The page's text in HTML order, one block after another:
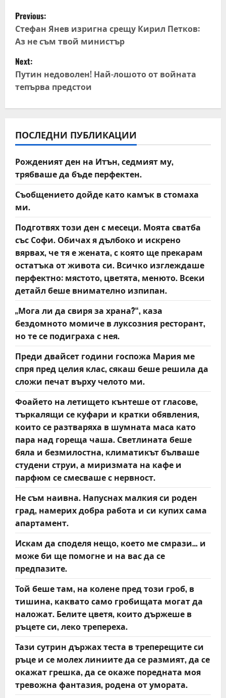
P
o
s
t
n
v
i
g
a
t
i
o
n
Previous:
Стефан Янев изригна срещу Кирил Петков:
Аз не съм твой министър
Next:
Путин недоволен! Най-лошото от войната
тепърва предстои
ПОСЛЕДНИ ПУБЛИКАЦИИ
Рожденият ден на Итън, седмият му,
трябваше да бъде перфектен.
Съобщението дойде като камък в стомаха
ми.
Подготвях този ден с месеци. Моята сватба
със Софи. Обичах я дълбоко и искрено
вярвах, че тя е жената, с която ще прекарам
остатъка от живота си. Всичко изглеждаше
перфектно: мястото, цветята, менюто. Всеки
детайл беше внимателно изпипан.
„Мога ли да свиря за храна?“, каза
бездомното момиче в луксозния ресторант,
но те се подиграха с нея.
Преди двайсет години госпожа Мария ме
спря пред целия клас, сякаш беше решила да
сложи печат върху челото ми.
Фоайето на летището кънтеше от гласове,
търкалящи се куфари и кратки обявления,
които се разтваряха в шумната маса като
пара над гореща чаша. Светлината беше
бяла и безмилостна, климатикът бълваше
студени струи, а миризмата на кафе и
парфюм се смесваше с нервност.
Не съм наивна. Напуснах малкия си роден
град, намерих добра работа и си купих сама
апартамент.
Искам да споделя нещо, което ме смрази… и
може би ще помогне и на вас да се
предпазите.
Той беше там, на колене пред този гроб, в
тишина, каквато само гробищата могат да
наложат. Белите цветя, които държеше в
ръцете си, леко трепереха.
Тази сутрин държах теста в треперещите си
ръце и се молех линиите да се размият, да се
окажат грешка, да се окаже поредната моя
тревожна фантазия, родена от умората.